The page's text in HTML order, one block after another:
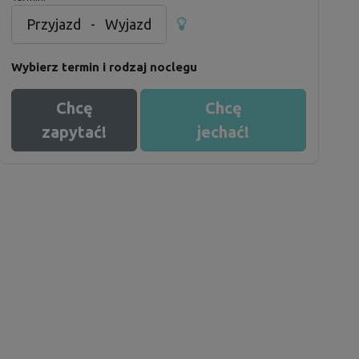
Przyjazd - Wyjazd
Wybierz termin i rodzaj noclegu
Chcę
zapytać!
Chcę
jechać!